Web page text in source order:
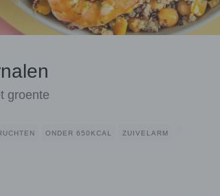
groente
ONDER 650KCAL ZUIVELARM